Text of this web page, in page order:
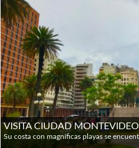
VISITA CIUDAD MONTEVIDEO